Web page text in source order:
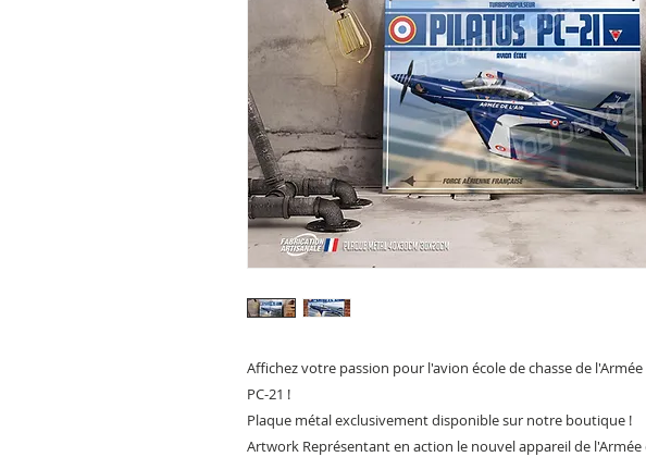
Affichez votre passion pour l'avion école de chasse de l'Armée
PC-21 !
Plaque métal exclusivement disponible sur notre boutique !
Artwork Représentant en action le nouvel appareil de l'Armée